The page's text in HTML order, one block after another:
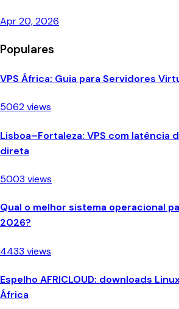
Apr 20, 2026
Populares
VPS África: Guia para Servidores
5062 views
Lisboa–Fortaleza: VPS com latência
direta
5003 views
Qual o melhor sistema operacional
2026?
4433 views
Espelho AFRICLOUD: downloads
África